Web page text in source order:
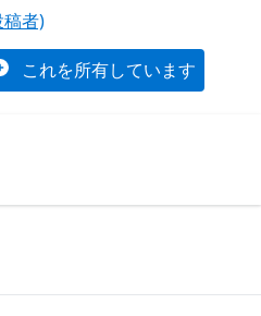
者)
これを所有しています